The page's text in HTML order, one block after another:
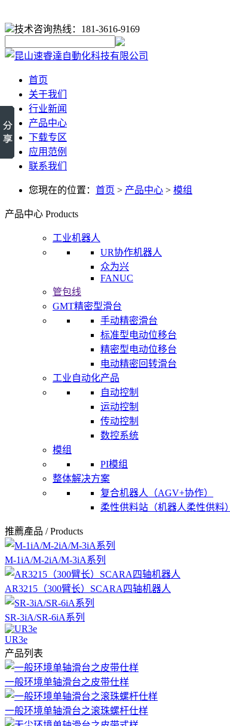
技术咨询热线：181-3616-9169
首页
关于我们
行业新闻
产品中心
下载专区
应用范例
联系我们
您現在的位置： 首页 > 产品中心 > 模组
产品中心 Products
工业机器人
UR协作机器人
众为兴
FANUC
管包线
GMT精密型滑台
手动精密滑台
标准型电动位移台
精密型电动位移台
电动精密回转滑台
工业自动化产品
自动控制
运动控制
传动控制
数控系统
模组
PI模组
整体解决方案
复合机器人（AGV+协作）
柔性供料站（机器人柔性供料）
推薦產品 / Products
M-1iA/M-2iA/M-3iA系列
AR3215（300臂长）SCARA四轴机器人
SR-3iA/SR-6iA系列
UR3e
产品列表
一般环境单轴滑台之皮带仕样
一般环境单轴滑台之滚珠螺杆仕样